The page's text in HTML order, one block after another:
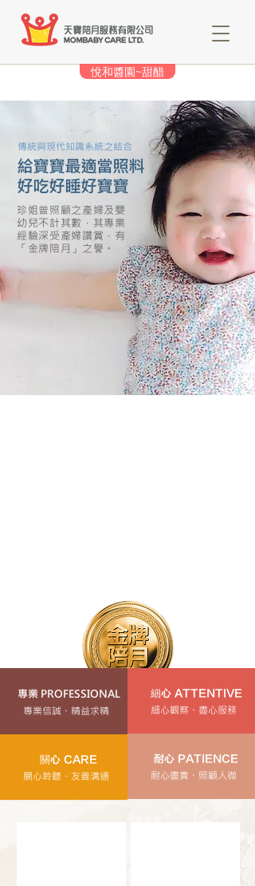
悅和醬園~甜醋
傳統與現代知識系統之結合
給寶寶最適當照料
好吃好睡好寶寶
珍姐曾照顧之產婦及嬰
幼兒不計其數，其專業
經驗深受產婦讚賞，有
「金牌陪月」之譽。
專業 PROFESSIONAL
專業信誠、精益求精
關心 CARE
關心聆聽、友善溝通
細心 ATTENTIVE
細心觀察、盡心服務
耐心 PATIENCE
耐心盡責、照顧入微